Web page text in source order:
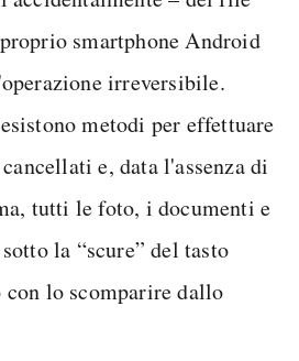
smartphone Android
irreversibile.
metodi per effettuare
e, data l'assenza di
tutti le foto, i documenti e
la “scure” del tasto
lo scomparire dallo